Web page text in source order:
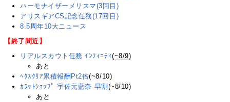
ハーモナイザーメリスマ(3回目)
アリスギアCS記念任務(17回目)
8.5周年10大ニュース
【終了間近】
リアルスカウト任務 ｲﾝﾌｨﾆﾃｨ(~8/9)
あと
ﾍｸｽｸﾘｱ累積報酬Pt2倍(~8/10)
ｶﾗｯﾄｼｮｯﾌﾟ 宇佐元藍奈 早割 (~8/10)
あと